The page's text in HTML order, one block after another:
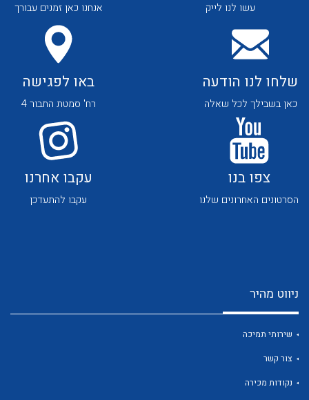
לכל מוצרי היצרן לכל מוצרי היצרן
עשו לנו לייק אנחנו כאן זמנים עבורך
שלחו לנו הודעה
כאן בשבילך לכל שאלה
באו לפגישה
רח' סמטת התבור 4
צפו בנו
הסרטונים האחרונים שלנו
עקבו אחרנו
עקבו להתעדכן
ניווט מהיר
שירותי תמיכה
צור קשר
נקודות מכירה